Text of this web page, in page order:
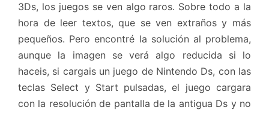
3Ds, los juegos se ven algo raros. Sobre todo a la
hora de leer textos, que se ven extraños y más
pequeños. Pero encontré la solución al problema,
aunque la imagen se verá algo reducida si lo
haceis, si cargais un juego de Nintendo Ds, con las
teclas Select y Start pulsadas, el juego cargara
con la resolución de pantalla de la antigua Ds y no